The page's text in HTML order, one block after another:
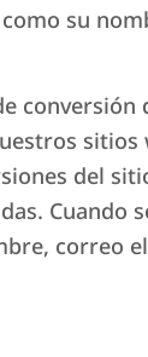
en
convenios
y otros.
su
del
Cuando
correo